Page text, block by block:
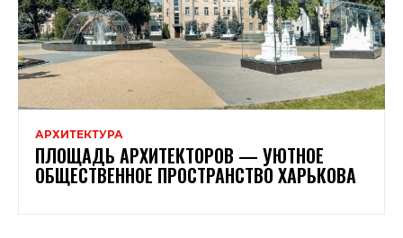
АРХИТЕКТУРА
ПЛОЩАДЬ АРХИТЕКТОРОВ — УЮТНОЕ
ОБЩЕСТВЕННОЕ ПРОСТРАНСТВО ХАРЬКОВА